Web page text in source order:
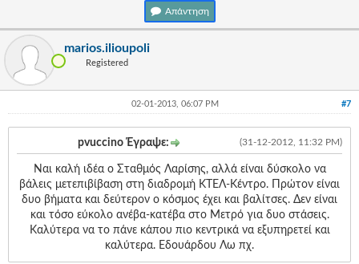
Απάντηση
marios.ilioupoli
Registered
#7
02-01-2013, 06:07 PM
(31-12-2012, 11:32 PM)
pvuccino Έγραψε:
Ναι καλή ιδέα ο Σταθμός Λαρίσης, αλλά είναι δύσκολο να
βάλεις μετεπιβίβαση στη διαδρομή ΚΤΕΛ-Κέντρο. Πρώτον είναι
δυο βήματα και δεύτερον ο κόσμος έχει και βαλίτσες. Δεν είναι
και τόσο εύκολο ανέβα-κατέβα στο Μετρό για δυο στάσεις.
Καλύτερα να το πάνε κάπου πιο κεντρικά να εξυπηρετεί και
καλύτερα. Εδουάρδου Λω πχ.